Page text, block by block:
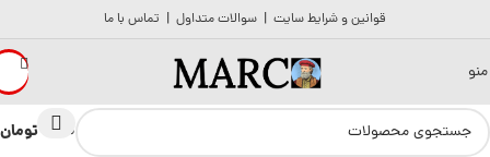
قوانین و شرایط سایت | سوالات متداول | تماس با ما
منو
0 تومان